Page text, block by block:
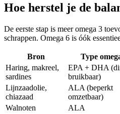
Hoe herstel je de
De eerste stap is meer omega 3
schrappen. Omega 6 is óók
Bron Type
Haring, makreel,
sardines
EPA + DHA
bruikbaar)
Lijnzaadolie,
chiazaad
ALA (beperkt
omzetbaar)
Walnoten
ALA